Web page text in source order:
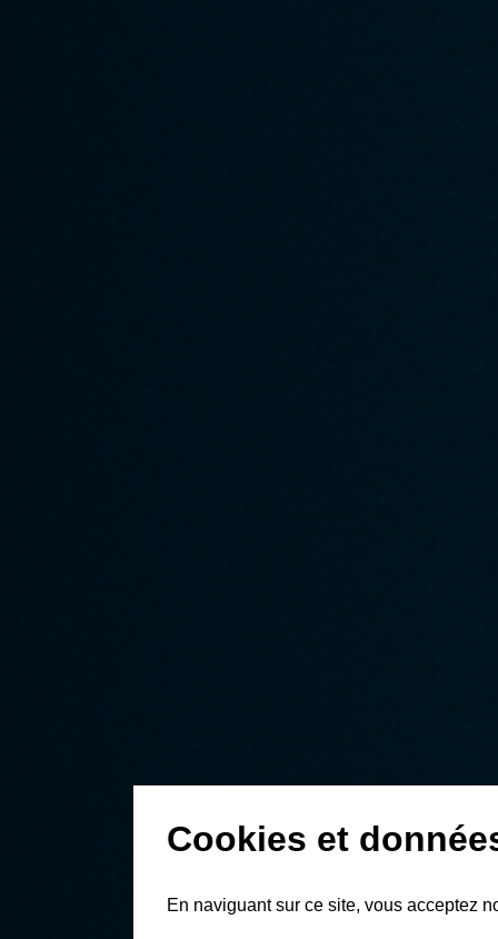
Cookies et
En naviguant sur ce site, vous acceptez